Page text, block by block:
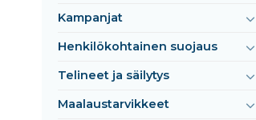
Kampanjat
Henkilökohtainen suojaus
Telineet ja säilytys
Maalaustarvikkeet